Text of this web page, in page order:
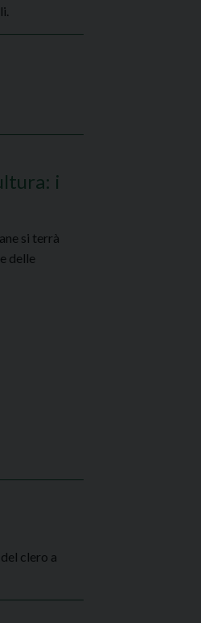
i
si terrà
delle
clero a